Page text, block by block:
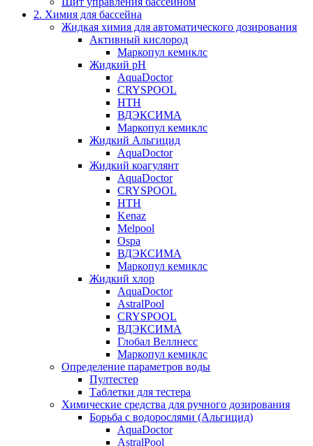
2. Химия для бассейна
Жидкая химия для автоматического дозирования
Активный кислород
Маркопул кемиклс
Жидкий pH
AquaDoctor
CRYSPOOL
HTH
ВДЭКСИМА
Маркопул кемиклс
Жидкий Альгицид
AquaDoctor
Жидкий коагулянт
AquaDoctor
CRYSPOOL
HTH
Kenaz
Melpool
Ospa
ВДЭКСИМА
Маркопул кемиклс
Жидкий хлор
AquaDoctor
AstralPool
CRYSPOOL
ВДЭКСИМА
Глобал Веллнесс
Маркопул кемиклс
Определение параметров воды
Пултестер
Таблетки для тестера
Химические средства для ручного дозирования
Борьба с водорослями (Альгицид)
AquaDoctor
AstralPool